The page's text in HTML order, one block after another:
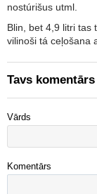
nostúrišus utml.
Blin, bet 4,9 litri tas
vilinoši tá ceļošana
Tavs komentārs
Vārds
Komentārs